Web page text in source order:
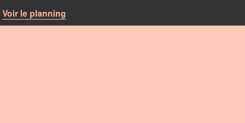
Voir le planning